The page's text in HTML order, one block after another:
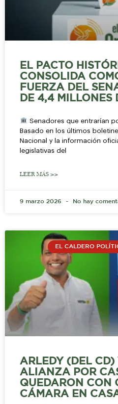
EL PACTO
CONSOLIDA
FUERZA DEL
DE 4,4 MILLONES
Senadores que entrarían
Basado en los últimos
Nacional y la información
legislativas del
LEER MÁS >>
9 marzo 2026 No hay
EL CALDERO
ARLEDY (DEL CD)
ALIANZA POR
QUEDARON CON
CÁMARA EN